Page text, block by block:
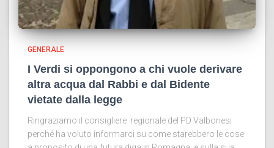
GENERALE
I Verdi si oppongono a chi vuole derivare
altra acqua dal Rabbi e dal Bidente
vietate dalla legge
Ringraziamo il consigliere regionale del PD Valbonesi
perché ha voluto informarci su come starebbero le cose